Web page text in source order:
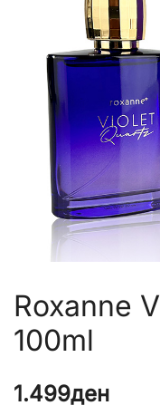
Roxanne
100ml
1.499ден